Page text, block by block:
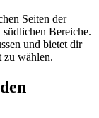
Seiten der
Bereiche.
und bietet dir
zu wählen.